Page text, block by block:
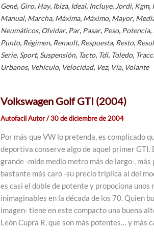
Gené, Giro, Hay, Ibiza, Ideal, Incluye, Jordi, Kgm,
Manual, Marcha, Máxima, Máximo, Mayor,
Neumáticos, Olvidar, Par, Pasar, Peso, Potencia,
Punto, Régimen, Renault, Respuesta, Resto,
Serie, Sport, Suspensión, Tacto, Tdi, Toledo,
Urbanos, Vehículo, Velocidad, Vez, Vía, Volante
Volkswagen Golf GTI (2004)
Autofacil Autor/30 de diciembre de 2004
Por más que VW lo pretenda, es complicado
deportiva conserve algo de aquel primer GTI.
grande -mide medio metro más de largo-,
bastante más caro -su precio triplica al del
es casi el doble de potente y propociona
inimaginables en la década de los 70. Quien
imagen- tiene en este compacto una buena
León Cupra R, que son más potentes… y más